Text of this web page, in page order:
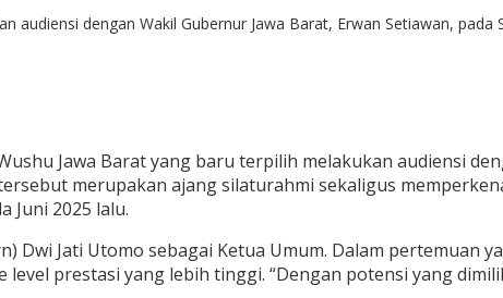
audiensi dengan Wakil Gubernur Jawa Barat, Erwan Setiawan,
Jawa Barat yang baru terpilih melakukan audiensi
merupakan ajang silaturahmi sekaligus
Juni 2025 lalu.
Dwi Jati Utomo sebagai Ketua Umum. Dalam pertemuan
prestasi yang lebih tinggi. “Dengan potensi yang